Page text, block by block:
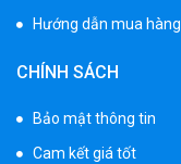
Hướng dẫn mua hàng
CHÍNH SÁCH
Bảo mật thông tin
Cam kết giá tốt